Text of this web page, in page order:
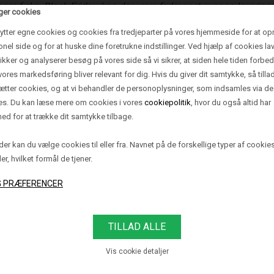
cookies
egne cookies og cookies fra tredjeparter på vores hjemmeside for at
side og for at huske dine foretrukne indstillinger. Ved hjælp af cookies
og analyserer besøg på vores side så vi sikrer, at siden hele tiden
markedsføring bliver relevant for dig. Hvis du giver dit samtykke, så
cookies, og at vi behandler de personoplysninger, som indsamles via de
Du kan læse mere om cookies i vorescookiepolitik , hvor du også altid har
for at trække dit samtykke tilbage.
kan du vælge cookies til eller fra. Navnet på de forskellige typer af
hvilket formål de tjener.
Vis cookie detaljer
f.eks. Black Friday, kan der være forlænget svar og
BRANDS
Anour
LE KLINT
Moooi